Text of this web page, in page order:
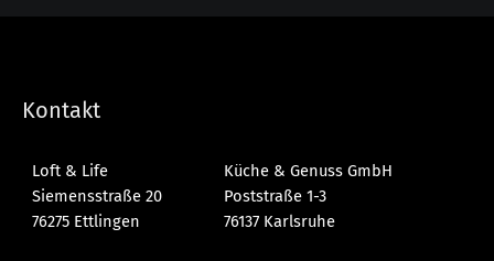
Kontakt
Loft & Life
Siemensstraße 20
76275 Ettlingen
Küche & Genuss GmbH
Poststraße 1-3
76137 Karlsruhe